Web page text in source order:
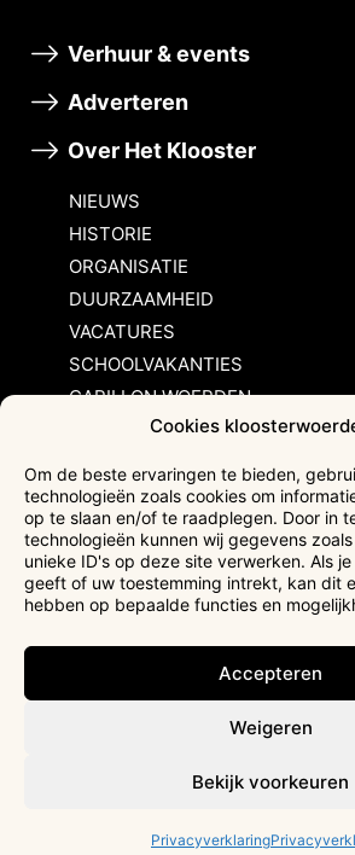
Cookies
Om de beste ervaringen te bieden,
technologieën zoals cookies om
op te slaan en/of te raadplegen. Door in
technologieën kunnen wij gegevens
unieke ID's op deze site verwerken. Als
geeft of uw toestemming intrekt, kan dit
hebben op bepaalde functies en
Accepteren
Weigeren
Bekijk voorkeuren
Privacyverklaring
Verhuur & events
Adverteren
Over Het Klooster
NIEUWS
HISTORIE
ORGANISATIE
DUURZAAMHEID
VACATURES
SCHOOLVAKANTIES
CARILLON WOERDEN
Inschrijvingsvoorwaarden
Bezoekersvoorwaarden
Huurvoorwaarden
Privacyverklaring
Ticketverkoop